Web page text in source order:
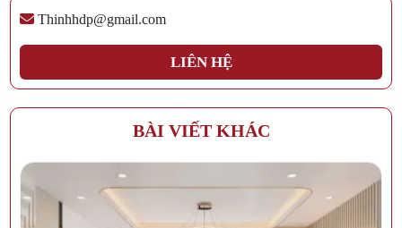
Thinhhdp@gmail.com
LIÊN HỆ
BÀI VIẾT KHÁC
BÍ QUYẾT THIẾT KẾ NỘI THẤT CHO CĂN HỘ NHỎ
GỌN TẠI BÌNH DƯƠNG
Căn hộ nhỏ gọn đang ngày càng phổ biến tại các đô thị lớn, trong đó
có Bình Dương. Với diện tích khiêm tốn, việc thiết kế nội thất cho căn
thẩm mỹ. Trong bài viết này, chúng tôi sẽ chia sẻ những bí quyết giúp
bạn tận dụng tối đa diện tích căn hộ của mình, mang lại không gian
sống tiện nghi và thoải mái.